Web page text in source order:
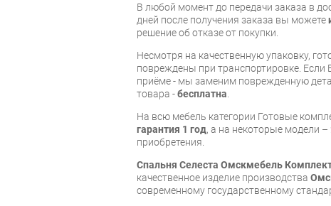
В любой момент до передачи заказа в
дней после получения заказа вы можете
решение об отказе от покупки.
Несмотря на качественную упаковку,
повреждены при транспортировке. Если
приёме - мы заменим поврежденную
товара -бесплатна
На всю мебель категории Готовые
гарантия 1 год, а на некоторые модели –
приобретения.
Спальня Селеста Омскмебель
качественное изделие производства
современному государственному